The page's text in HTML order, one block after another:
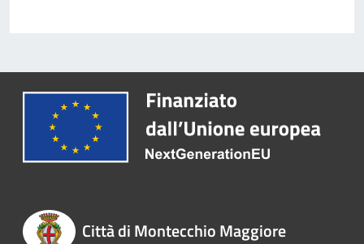
Città di Montecchio Maggiore